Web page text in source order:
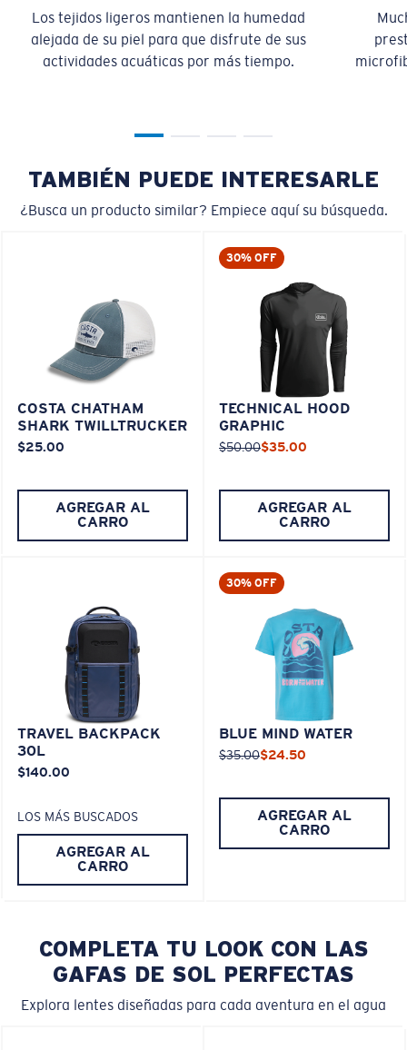
Los tejidos ligeros mantienen la humedad
alejada de su piel para que disfrute de sus
actividades acuáticas por más tiempo.
TAMBIÉN PUEDE INTERESARLE
¿Busca un producto similar? Empiece aquí su búsqueda.
COSTA CHATHAM
SHARK TWILLTRUCKER
$25.00
AGREGAR AL
CARRO
30% OFF
TECHNICAL HOOD
GRAPHIC
$50.00$35.00
AGREGAR AL
CARRO
TRAVEL BACKPACK
30L
$140.00
LOS MÁS BUSCADOS
AGREGAR AL
CARRO
30% OFF
BLUE MIND WATER
$35.00$24.50
AGREGAR AL
CARRO
COMPLETA TU LOOK CON LAS
GAFAS DE SOL PERFECTAS
Explora lentes diseñadas para cada aventura en el agua